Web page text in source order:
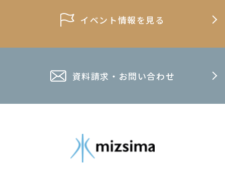
イベント情報を見る
資料請求・お問い合わせ